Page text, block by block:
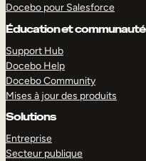
Docebo pour Salesforce
Éducation et communauté
Support Hub
Docebo Help
Docebo Community
Mises à jour des produits
Solutions
Entreprise
Secteur publique